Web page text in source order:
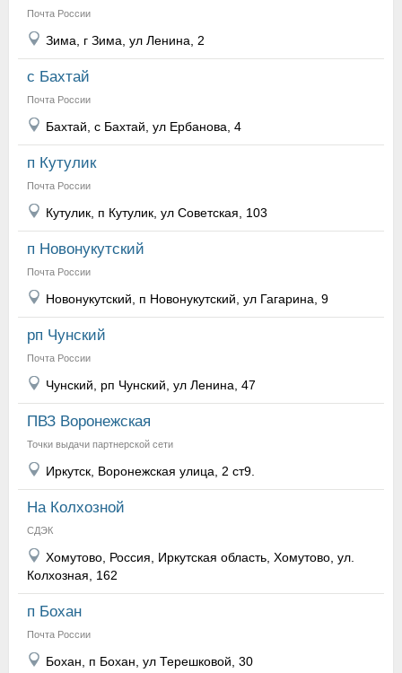
Почта России
Зима, г Зима, ул Ленина, 2
с Бахтай
Почта России
Бахтай, с Бахтай, ул Ербанова, 4
п Кутулик
Почта России
Кутулик, п Кутулик, ул Советская, 103
п Новонукутский
Почта России
Новонукутский, п Новонукутский, ул Гагарина, 9
рп Чунский
Почта России
Чунский, рп Чунский, ул Ленина, 47
ПВЗ Воронежская
Точки выдачи партнерской сети
Иркутск, Воронежская улица, 2 ст9.
На Колхозной
СДЭК
Хомутово, Россия, Иркутская область, Хомутово, ул.
Колхозная, 162
п Бохан
Почта России
Бохан, п Бохан, ул Терешковой, 30